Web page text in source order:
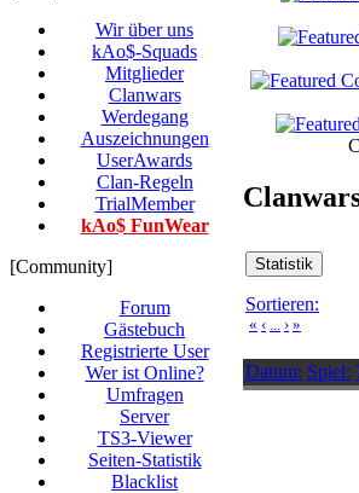
Wir über uns
kAo$-Squads
Mitglieder
Clanwars
Werdegang
Auszeichnungen
UserAwards
Clan-Regeln
TrialMember
kAo$ FunWear
[Community]
Forum
Gästebuch
Registrierte User
Wer ist Online?
Umfragen
Server
TS3-Viewer
Seiten-Statistik
Blacklist
Sortieren:
« ‹ › »
Datum: Spiel: